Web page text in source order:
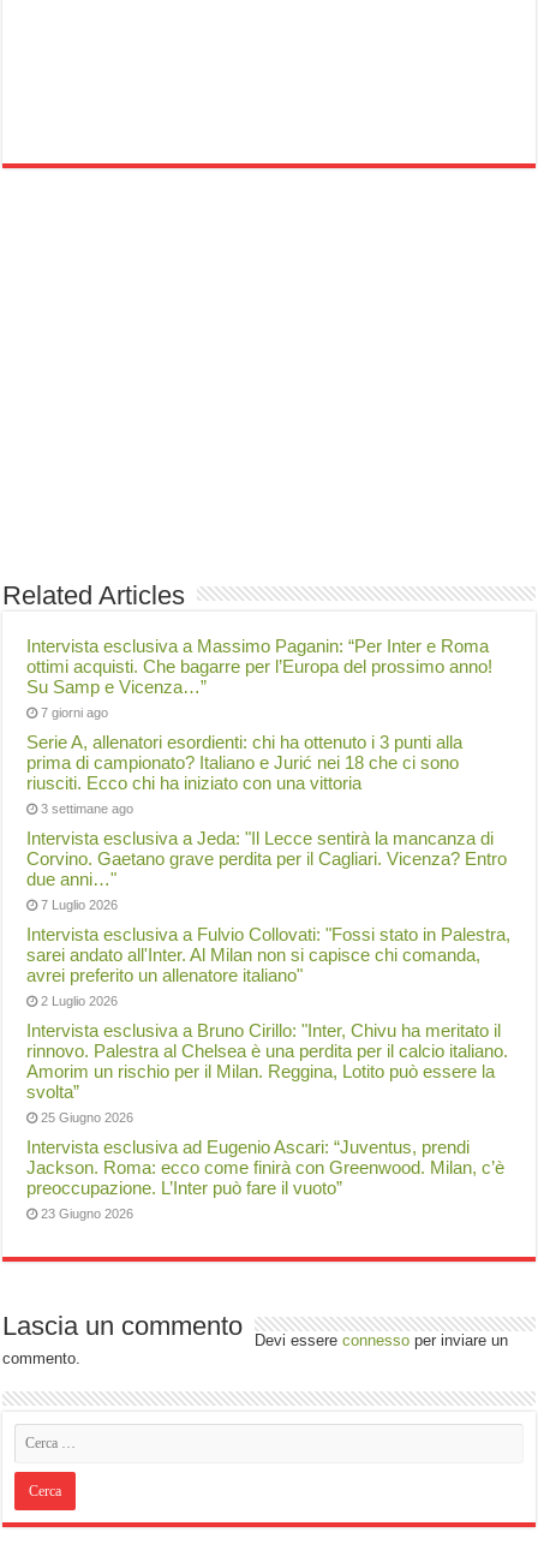
Related Articles
Intervista esclusiva a Massimo Paganin: “Per Inter e Roma
ottimi acquisti. Che bagarre per l’Europa del prossimo anno!
Su Samp e Vicenza…”
7 giorni ago
Serie A, allenatori esordienti: chi ha ottenuto i 3 punti alla
prima di campionato? Italiano e Jurić nei 18 che ci sono
riusciti. Ecco chi ha iniziato con una vittoria
3 settimane ago
Intervista esclusiva a Jeda: "Il Lecce sentirà la mancanza di
Corvino. Gaetano grave perdita per il Cagliari. Vicenza? Entro
due anni…"
7 Luglio 2026
Intervista esclusiva a Fulvio Collovati: "Fossi stato in Palestra,
sarei andato all'Inter. Al Milan non si capisce chi comanda,
avrei preferito un allenatore italiano"
2 Luglio 2026
Intervista esclusiva a Bruno Cirillo: "Inter, Chivu ha meritato il
rinnovo. Palestra al Chelsea è una perdita per il calcio italiano.
Amorim un rischio per il Milan. Reggina, Lotito può essere la
svolta”
25 Giugno 2026
Intervista esclusiva ad Eugenio Ascari: “Juventus, prendi
Jackson. Roma: ecco come finirà con Greenwood. Milan, c’è
preoccupazione. L’Inter può fare il vuoto”
23 Giugno 2026
Lascia un commento Devi essereconnesso per inviare un
commento.